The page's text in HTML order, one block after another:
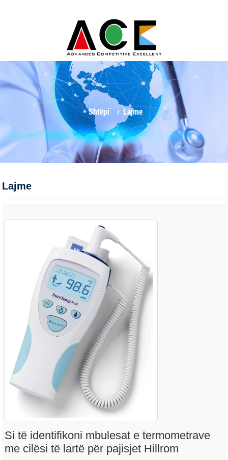
Shtëpi Lajme
Lajme
Si të identifikoni mbulesat e termometrave
me cilësi të lartë për pajisjet Hillrom